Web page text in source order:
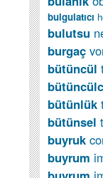
bulgulatıcı
bulutsu
burgaç
bütüncül
bütünlük
bütünsel
buyruk
buyrum